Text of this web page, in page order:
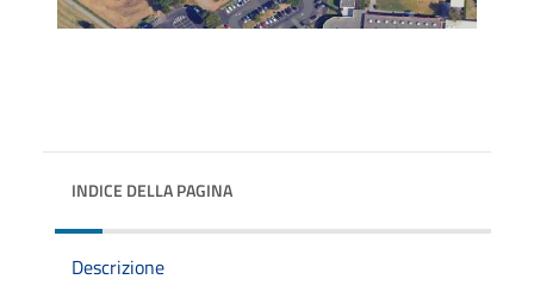
INDICE DELLA PAGINA
Descrizione